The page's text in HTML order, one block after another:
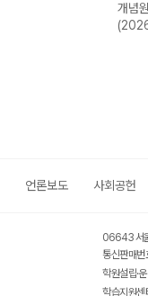
개념
언론보도 사회공헌
06643 서
통신판매
학원설립·
학습지원